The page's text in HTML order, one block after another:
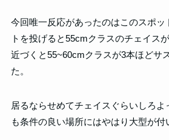
今回唯一反応があったのはこのスポッ
トを投げると55cmクラスのチェイス
近づくと55~60cmクラスが3本ほどサ
た。
居るならせめてチェイスぐらいしろ
も条件の良い場所にはやはり大型が付